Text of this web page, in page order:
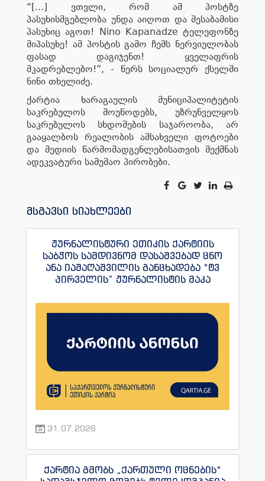
“[...] ვთვლი, რომ ამ პოსტზე
პასუხისმგებლობა უნდა აიღოთ და შესაბამისი
პასუხიც აგოთ! Nino Kapanadze ტელეფონზე
მიპასუხე! ამ პოსტის გამო ჩემს ნერვიულობას
ფასად დაგიჯენთ! ყველაფრის
მკადრებლებო!”, - წერს სოციალურ ქსელში
ნინი თხელიძე.
ქარტია ხარაგაულის მუნიციპალიტეტის
საკრებულოს მოუწოდებს, უზრუნველყოს
საკრებულოს სხდომების საჯაროობა, არ
გააყალბოს რეალობის ამსახველი ფოტოები
და მედიის წარმომადგენლებისათვის შექმნას
ადეკვატური სამუშაო პირობები.
მსგავსი სიახლეები
ჟურნალისტური ეთიკის ქარტიის
საბჭოს სამდივნომ დასაშვებად ცნო
ანა იაშაღაშვილის განცხადება “ტვ
პირველის” ჟურნალისტის მაკა
31.07.2026
ქარტია გმობს „ქართული ოცნების“